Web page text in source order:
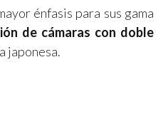
énfasis para sus gama
de cámaras con doble
japonesa.